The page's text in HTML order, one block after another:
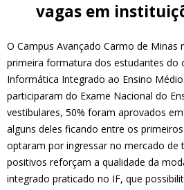
vagas em
O Campus Avançado Carmo de Minas
primeira formatura dos estudantes do
Informática Integrado ao Ensino
participaram do Exame Nacional do
vestibulares, 50% foram aprovados
alguns deles ficando entre os
optaram por ingressar no mercado de
positivos reforçam a qualidade da
integrado praticado no IF, que